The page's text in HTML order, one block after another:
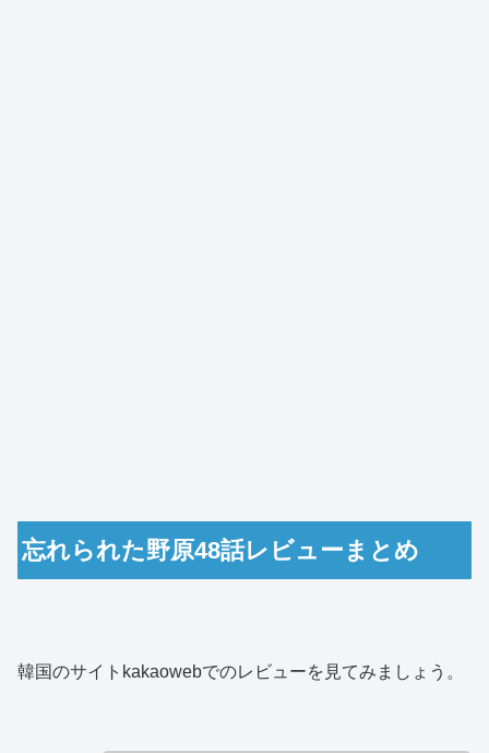
忘れられた野原48話レビューまとめ
韓国のサイトkakaowebでのレビューを見てみましょう。